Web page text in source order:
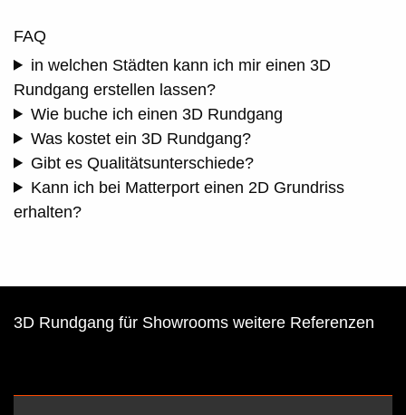
FAQ
in welchen Städten kann ich mir einen 3D
Rundgang erstellen lassen?
Wie buche ich einen 3D Rundgang
Was kostet ein 3D Rundgang?
Gibt es Qualitätsunterschiede?
Kann ich bei Matterport einen 2D Grundriss
erhalten?
3D Rundgang für Showrooms weitere Referenzen